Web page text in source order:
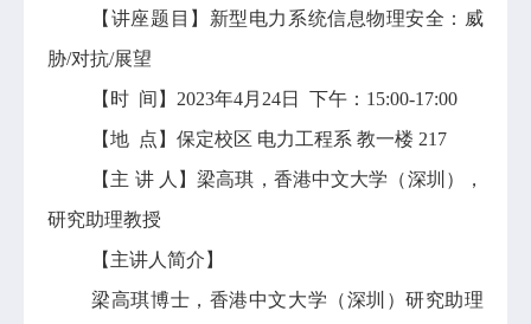
【讲座题目】新型电力系统信息物理安全：威
胁/对抗/展望
【时 间】2023年4月24日 下午：15:00-17:00
【地 点】保定校区 电力工程系 教一楼 217
【主 讲 人】梁高琪，香港中文大学（深圳），
研究助理教授
【主讲人简介】
梁高琪博士，香港中文大学（深圳）研究助理